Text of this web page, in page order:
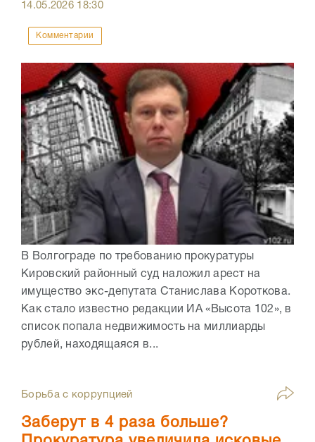
14.05.2026 18:30
Комментарии
В Волгограде по требованию прокуратуры
Кировский районный суд наложил арест на
имущество экс-депутата Станислава Короткова.
Как стало известно редакции ИА «Высота 102», в
список попала недвижимость на миллиарды
рублей, находящаяся в...
Борьба с коррупцией
Заберут в 4 раза больше?